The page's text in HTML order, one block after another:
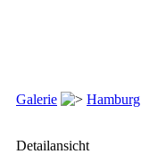
Galerie Hamburg
Detailansicht